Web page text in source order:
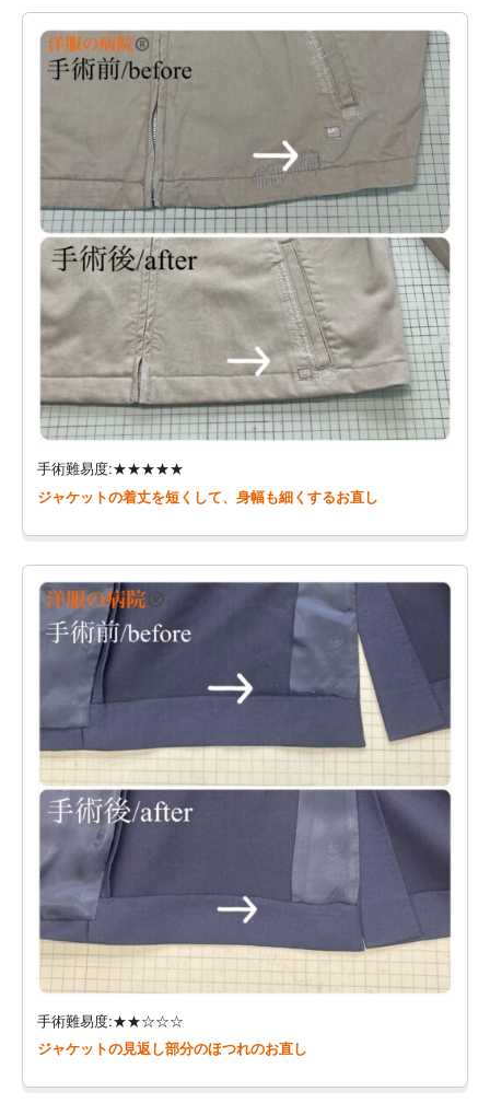
手術難易度:★★★★★
ジャケットの着丈を短くして、身幅も細くするお直し
手術難易度:★★☆☆☆
ジャケットの見返し部分のほつれのお直し